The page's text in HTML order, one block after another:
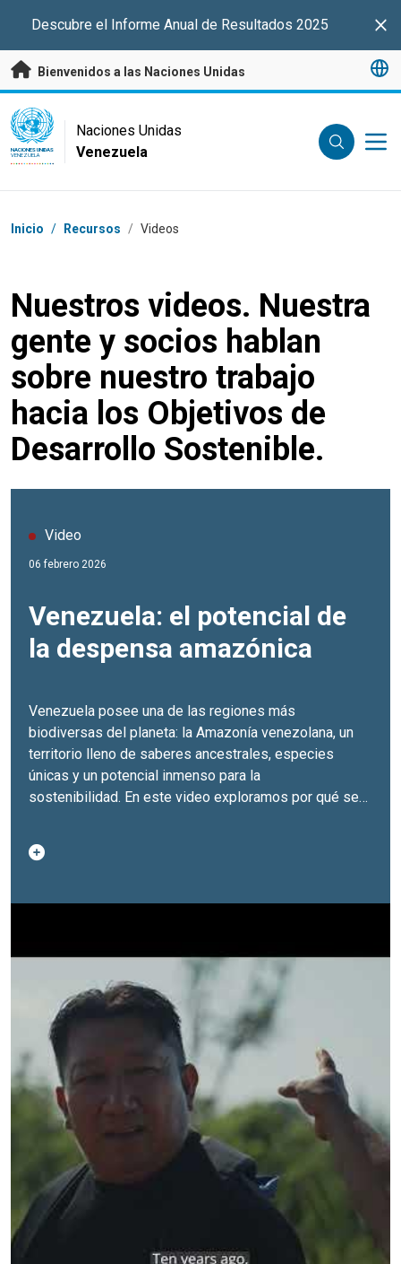
Descubre el Informe Anual de Resultados 2025
Bienvenidos a las Naciones Unidas
UN Logo
NACIONES UNIDAS
VENEZUELA
Naciones Unidas
Venezuela
Coordenadas dentro de la ruta de navegación
Inicio / Recursos / Videos
Nuestros videos. Nuestra
gente y socios hablan
sobre nuestro trabajo
hacia los Objetivos de
Desarrollo Sostenible.
Video
06 febrero 2026
Venezuela: el potencial de
la despensa amazónica
Venezuela posee una de las regiones más
biodiversas del planeta: la Amazonía venezolana, un
territorio lleno de saberes ancestrales, especies
únicas y un potencial inmenso para la
sostenibilidad. En este video exploramos por qué se
capaz de proveer alimentos, medicinas naturales y
oportunidades para el desarrollo local.